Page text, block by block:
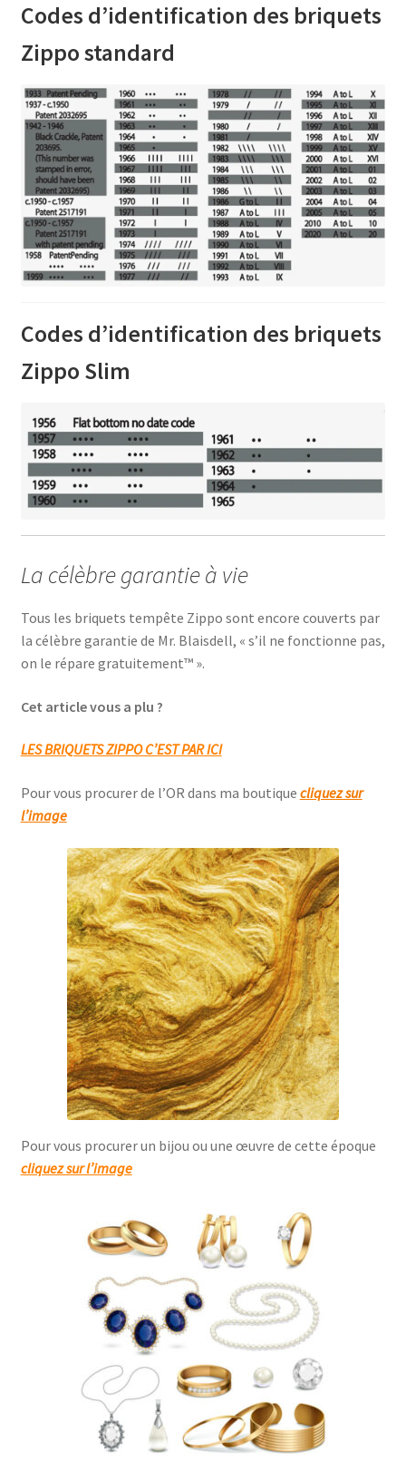
Codes d’identification des briquets
Zippo standard
Codes d’identification des briquets
Zippo Slim
La célèbre garantie à vie
Tous les briquets tempête Zippo sont encore couverts par
la célèbre garantie de Mr. Blaisdell, « s’il ne fonctionne pas,
on le répare gratuitement™ ».
Cet article vous a plu ?
LES BRIQUETS ZIPPO C’EST PAR ICI
Pour vous procurer de l’OR dans ma boutique cliquez sur
l’image
Pour vous procurer un bijou ou une œuvre de cette époque
cliquez sur l’image